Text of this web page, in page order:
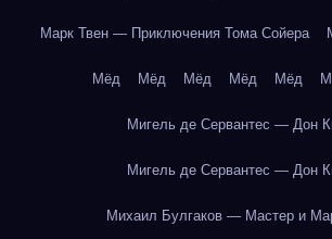
Марк Твен — Приключения Тома Сойера
Мёд Мёд Мёд Мёд Мёд
Мигель де Сервантес — Дон
Мигель де Сервантес — Дон
Михаил Булгаков — Мастер и